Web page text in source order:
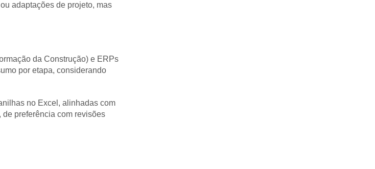
adaptações de projeto, mas
da Construção) e ERPs
por etapa, considerando
no Excel, alinhadas com
preferência com revisões